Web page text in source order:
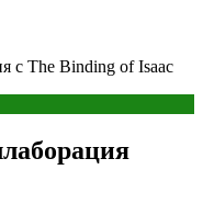
с The Binding of Isaac